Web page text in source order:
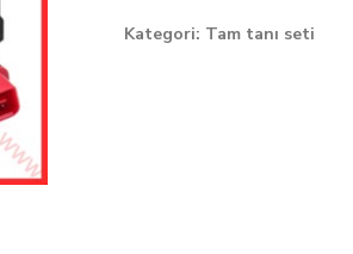
Diagnostic
Kategori: Tam tanı seti